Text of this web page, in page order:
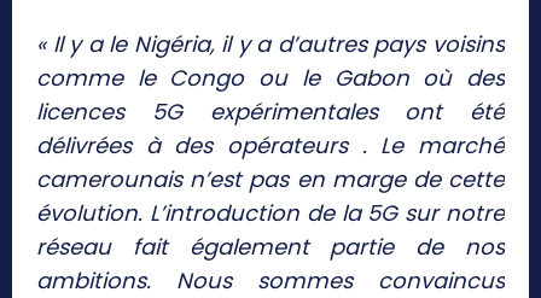
« Il y a le Nigéria, il y a d’autres pays voisins
comme le Congo ou le Gabon où des
licences 5G expérimentales ont été
délivrées à des opérateurs . Le marché
camerounais n’est pas en marge de cette
évolution. L’introduction de la 5G sur notre
réseau fait également partie de nos
ambitions. Nous sommes convaincus